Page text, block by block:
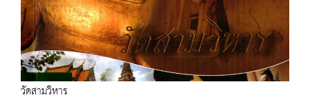
วัดสามวิหาร